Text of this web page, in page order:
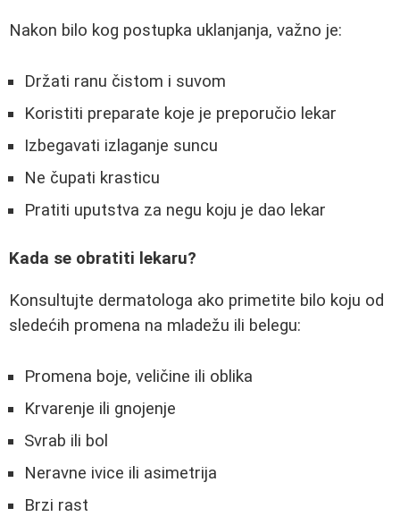
Nakon bilo kog postupka uklanjanja, važno je:
Držati ranu čistom i suvom
Koristiti preparate koje je preporučio lekar
Izbegavati izlaganje suncu
Ne čupati krasticu
Pratiti uputstva za negu koju je dao lekar
Kada se obratiti lekaru?
Konsultujte dermatologa ako primetite bilo koju od
sledećih promena na mladežu ili belegu:
Promena boje, veličine ili oblika
Krvarenje ili gnojenje
Svrab ili bol
Neravne ivice ili asimetrija
Brzi rast